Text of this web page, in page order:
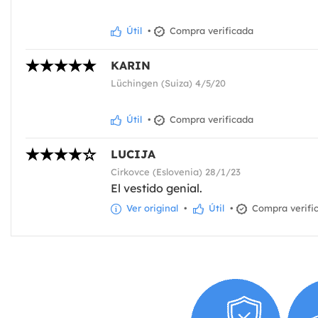
Útil • Compra verificada
KARIN
Lüchingen (Suiza) 4/5/20
Útil • Compra verificada
LUCIJA
Cirkovce (Eslovenia) 28/1/23
El vestido genial.
Ver original • Útil • Compra